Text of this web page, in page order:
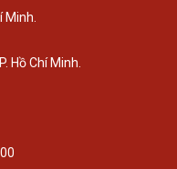
Minh.
Hồ Chí Minh.